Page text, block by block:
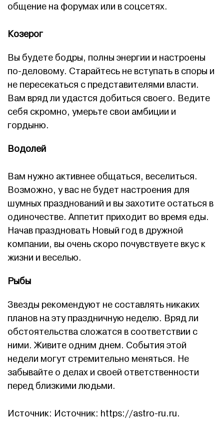
общение на форумах или в соцсетях.
Козерог
Вы будете бодры, полны энергии и настроены
по-деловому. Старайтесь не вступать в споры и
не пересекаться с представителями власти.
Вам вряд ли удастся добиться своего. Ведите
себя скромно, умерьте свои амбиции и
гордыню.
Водолей
Вам нужно активнее общаться, веселиться.
Возможно, у вас не будет настроения для
шумных празднований и вы захотите остаться в
одиночестве. Аппетит приходит во время еды.
Начав праздновать Новый год в дружной
компании, вы очень скоро почувствуете вкус к
жизни и веселью.
Рыбы
Звезды рекомендуют не составлять никаких
планов на эту праздничную неделю. Вряд ли
обстоятельства сложатся в соответствии с
ними. Живите одним днем. События этой
недели могут стремительно меняться. Не
забывайте о делах и своей ответственности
перед близкими людьми.
Источник: Источник: https://astro-ru.ru.